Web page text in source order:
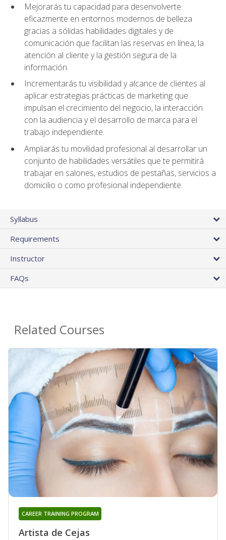
Mejorarás tu capacidad para desenvolverte
eficazmente en entornos modernos de belleza
gracias a sólidas habilidades digitales y de
comunicación que facilitan las reservas en línea, la
atención al cliente y la gestión segura de la
información.
Incrementarás tu visibilidad y alcance de clientes al
aplicar estrategias prácticas de marketing que
impulsan el crecimiento del negocio, la interacción
con la audiencia y el desarrollo de marca para el
trabajo independiente.
Ampliarás tu movilidad profesional al desarrollar un
conjunto de habilidades versátiles que te permitirá
trabajar en salones, estudios de pestañas, servicios a
domicilio o como profesional independiente.
Syllabus
Requirements
Instructor
FAQs
Related Courses
Artista de Cejas
CAREER TRAINING PROGRAM